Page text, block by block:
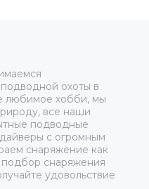
охоты в
любимое хобби, мы
все наши
подводные
с огромным
снаряжение как
снаряжения
удовольствие